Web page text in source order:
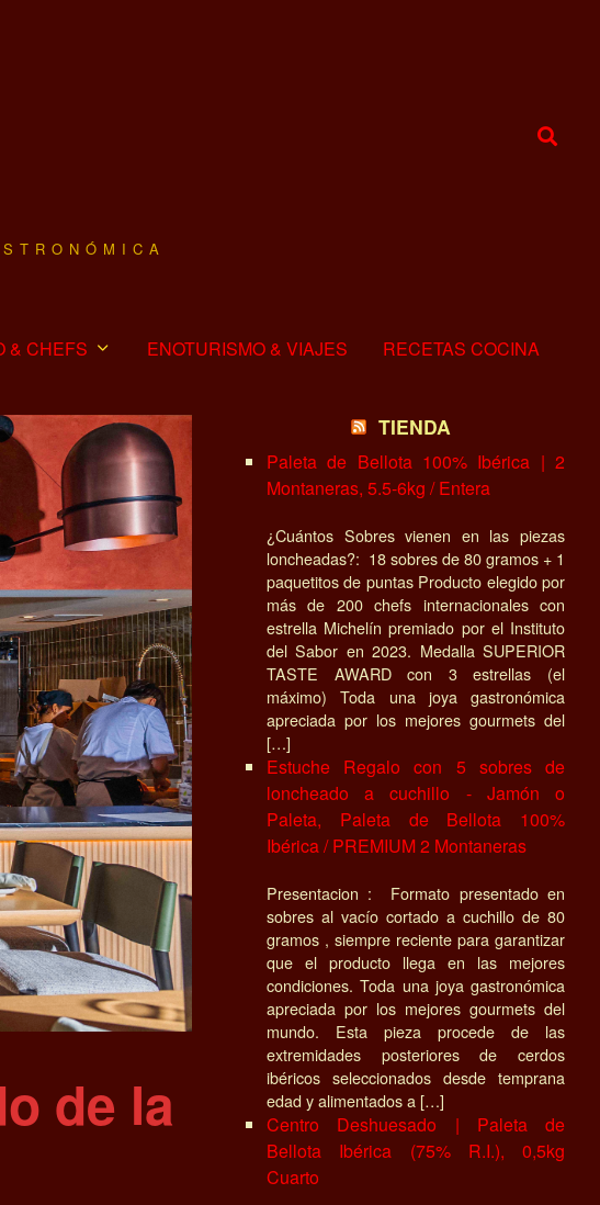
& CHEFS ENOTURISMO & VIAJES RECETAS COCINA
de la
TIENDA
Paleta de Bellota 100% Ibérica | 2
Montaneras, 5.5-6kg / Entera
¿Cuántos Sobres vienen en las piezas
loncheadas?: 18 sobres de 80 gramos + 1
paquetitos de puntas Producto elegido por
más de 200 chefs internacionales con
estrella Michelín premiado por el Instituto
del Sabor en 2023. Medalla SUPERIOR
TASTE AWARD con 3 estrellas (el
máximo) Toda una joya gastronómica
apreciada por los mejores gourmets del
[…]
Estuche Regalo con 5 sobres de
loncheado a cuchillo - Jamón o
Paleta, Paleta de Bellota 100%
Ibérica / PREMIUM 2 Montaneras
Presentacion : Formato presentado en
sobres al vacío cortado a cuchillo de 80
gramos , siempre reciente para garantizar
que el producto llega en las mejores
condiciones. Toda una joya gastronómica
apreciada por los mejores gourmets del
mundo. Esta pieza procede de las
extremidades posteriores de cerdos
ibéricos seleccionados desde temprana
edad y alimentados a […]
Centro Deshuesado | Paleta de
Bellota Ibérica (75% R.I.), 0,5kg
Cuarto